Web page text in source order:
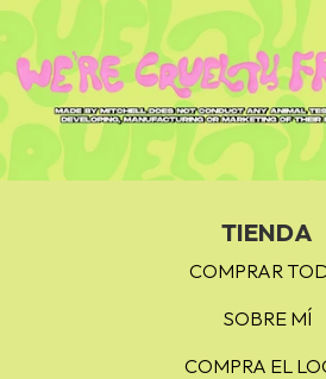
TIENDA
COMPRAR
SOBRE MÍ
COMPRA EL